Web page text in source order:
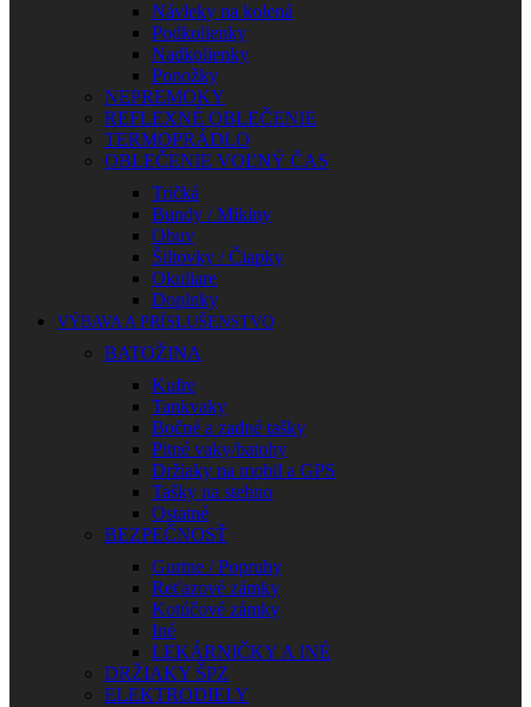
Návleky na kolená
Podkolienky
Nadkolienky
Ponožky
NEPREMOKY
REFLEXNÉ OBLEČENIE
TERMOPRÁDLO
OBLEČENIE VOĽNÝ ČAS
Tričká
Bundy / Mikiny
Obuv
Šiltovky / Čiapky
Okuliare
Doplnky
VÝBAVA A PRÍSLUŠENSTVO
BATOŽINA
Kufre
Tankvaky
Bočné a zadné tašky
Pitné vaky/batohy
Držiaky na mobil a GPS
Tašky na stehno
Ostatné
BEZPEČNOSŤ
Gurtne / Popruhy
Reťazové zámky
Kotúčové zámky
Iné
LEKÁRNIČKY A INÉ
DRŽIAKY ŠPZ
ELEKTRODIELY